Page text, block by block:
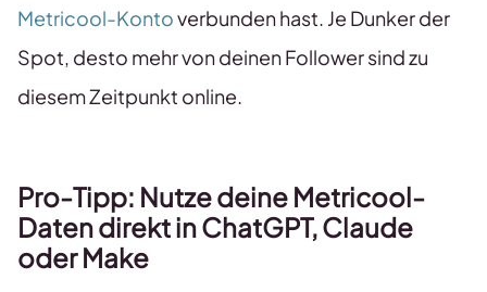
Metricool-Kontoverbunden hast. Je Dunker der
Spot, desto mehr von deinen Follower sind zu
diesem Zeitpunkt online.
Pro-Tipp: Nutze deine Metricool-
Daten direkt in ChatGPT, Claude
oder Make